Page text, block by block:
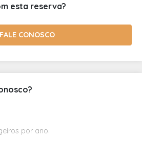
esta reserva?
FALE CONOSCO
por ano.